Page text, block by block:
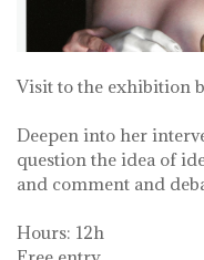
Visit to the exhibition
Deepen into her
question the idea of
and comment and
Hours: 12h